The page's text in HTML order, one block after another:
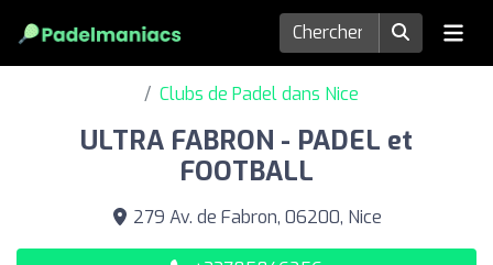
Clubs de Padel dans Nice
ULTRA FABRON - PADEL et
FOOTBALL
279 Av. de Fabron, 06200, Nice